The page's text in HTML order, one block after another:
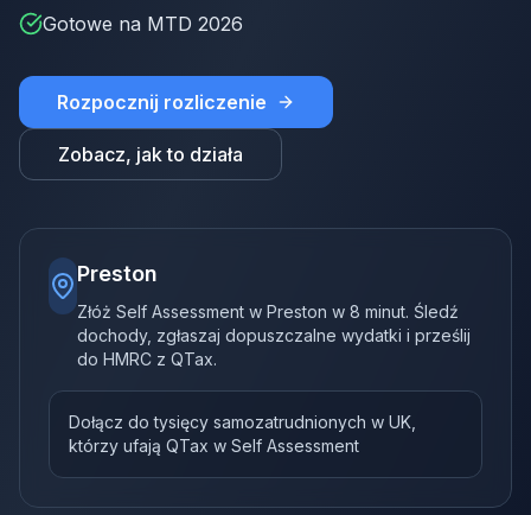
Gotowe na MTD 2026
Rozpocznij rozliczenie
Zobacz, jak to działa
Preston
Złóż Self Assessment w Preston w 8 minut. Śledź
dochody, zgłaszaj dopuszczalne wydatki i prześlij
do HMRC z QTax.
Dołącz do tysięcy samozatrudnionych w UK,
którzy ufają QTax w Self Assessment